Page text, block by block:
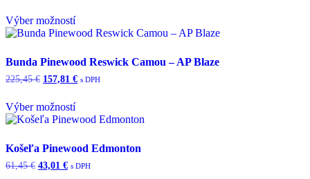
si
môžete
na
produktu.
bola:
102,45 €.
je:
71,71 €.
Výber možností
Tento
má
viacero
variantov.
si
môžete
na
produktu.
Bunda Pinewood Reswick Camou – AP Blaze
225,45€ Pôvodná
bola:
225,45 €.
157,81 €Aktuálna
s DPH
Výber možností
Tento
má
viacero
variantov.
Košeľa Pinewood Edmonton
61,45€ Pôvodná
43,01 €Aktuálna
s DPH